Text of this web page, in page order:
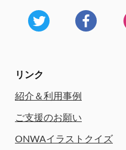
リンク
紹介＆利用事例
ご支援のお願い
ONWAイラストクイズ